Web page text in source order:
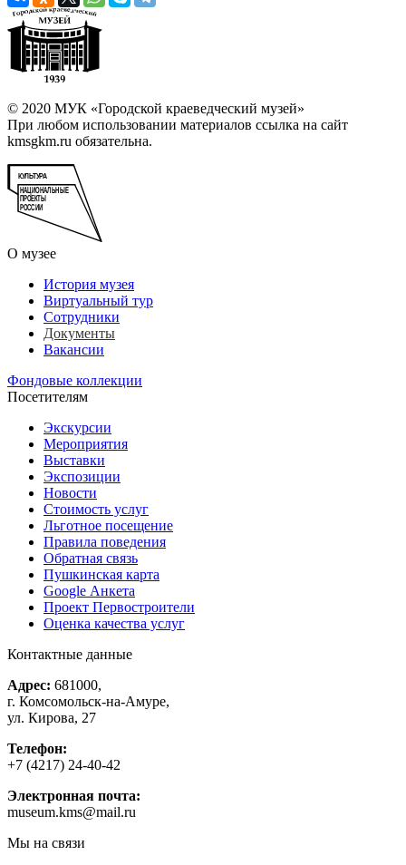
© 2020 МУК «Городской краеведческий музей»
При любом использовании материалов ссылка на сайт
kmsgkm.ru обязательна.
О музее
История музея
Виртуальный тур
Сотрудники
Документы
Вакансии
Фондовые коллекции
Посетителям
Экскурсии
Мероприятия
Выставки
Экспозиции
Новости
Стоимость услуг
Льготное посещение
Правила поведения
Обратная связь
Пушкинская карта
Google Анкета
Проект Первостроители
Оценка качества услуг
Контактные данные
Адрес: 681000,
г. Комсомольск-на-Амуре,
ул. Кирова, 27
Телефон:
+7 (4217) 24-40-42
Электронная почта:
museum.kms@mail.ru
Мы на связи